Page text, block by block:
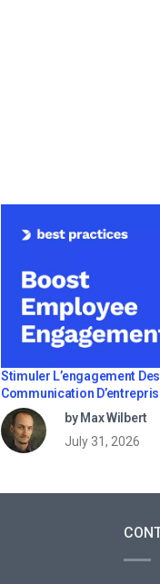
Stimuler L’engagement
Communication
by Max Wilbert
July 31, 2026